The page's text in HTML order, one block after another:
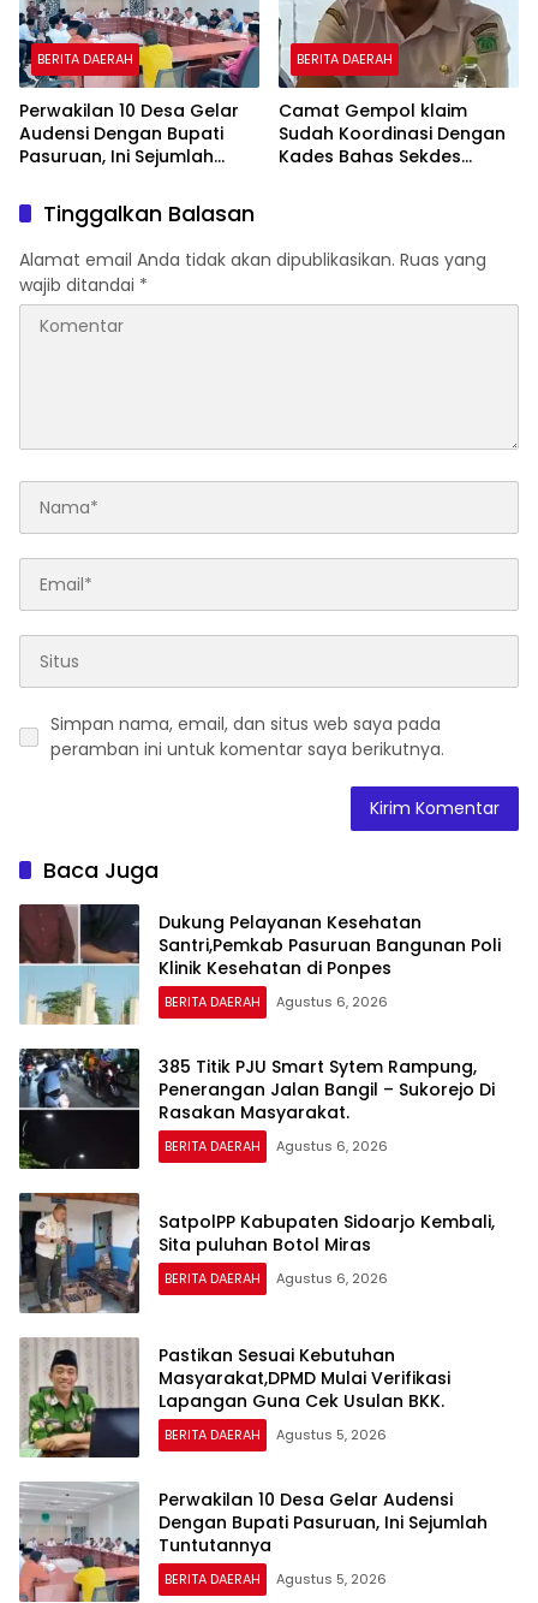
BERITA DAERAH
Perwakilan 10 Desa Gelar
Audensi Dengan Bupati
Pasuruan, Ini Sejumlah
BERITA DAERAH
Camat Gempol klaim
Sudah Koordinasi Dengan
Kades Bahas Sekdes
Tinggalkan Balasan
Alamat email Anda tidak akan dipublikasikan. Ruas yang
wajib ditandai *
Simpan nama, email, dan situs web saya pada
peramban ini untuk komentar saya berikutnya.
Baca Juga
Dukung Pelayanan Kesehatan
Santri,Pemkab Pasuruan Bangunan Poli
Klinik Kesehatan di Ponpes
BERITA DAERAH Agustus 6, 2026
385 Titik PJU Smart Sytem Rampung,
Penerangan Jalan Bangil – Sukorejo Di
Rasakan Masyarakat.
BERITA DAERAH Agustus 6, 2026
SatpolPP Kabupaten Sidoarjo Kembali,
Sita puluhan Botol Miras
BERITA DAERAH Agustus 6, 2026
Pastikan Sesuai Kebutuhan
Masyarakat,DPMD Mulai Verifikasi
Lapangan Guna Cek Usulan BKK.
BERITA DAERAH Agustus 5, 2026
Perwakilan 10 Desa Gelar Audensi
Dengan Bupati Pasuruan, Ini Sejumlah
Tuntutannya
BERITA DAERAH Agustus 5, 2026